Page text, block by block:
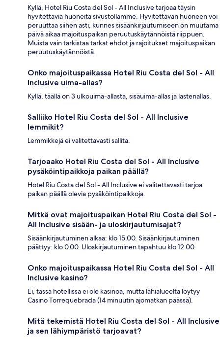
Kyllä, Hotel Riu Costa del Sol - All Inclusive tarjoaa täysin
hyvitettäviä huoneita sivustollamme. Hyvitettävän huoneen voi
peruuttaa siihen asti, kunnes sisäänkirjautumiseen on muutama
päivä aikaa majoituspaikan peruutuskäytännöistä riippuen.
Muista vain tarkistaa tarkat ehdot ja rajoitukset majoituspaikan
peruutuskäytännöistä.
Onko majoituspaikassa Hotel Riu Costa del Sol - All
Inclusive uima-allas?
Kyllä, täällä on 3 ulkouima-allasta, sisäuima-allas ja lastenallas.
Salliiko Hotel Riu Costa del Sol - All Inclusive
lemmikit?
Lemmikkejä ei valitettavasti sallita.
Tarjoaako Hotel Riu Costa del Sol - All Inclusive
pysäköintipaikkoja paikan päällä?
Hotel Riu Costa del Sol - All Inclusive ei valitettavasti tarjoa
paikan päällä olevia pysäköintipaikkoja.
Mitkä ovat majoituspaikan Hotel Riu Costa del Sol -
All Inclusive sisään- ja uloskirjautumisajat?
Sisäänkirjautuminen alkaa: klo 15.00. Sisäänkirjautuminen
päättyy: klo 0.00. Uloskirjautuminen tapahtuu klo 12.00.
Onko majoituspaikassa Hotel Riu Costa del Sol - All
Inclusive kasino?
Ei, tässä hotellissa ei ole kasinoa, mutta lähialueelta löytyy
Casino Torrequebrada (14 minuutin ajomatkan päässä).
Mitä tekemistä Hotel Riu Costa del Sol - All Inclusive
ja sen lähiympäristö tarjoavat?